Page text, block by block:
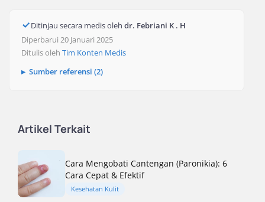
Ditinjau secara medis oleh dr. Febriani K . H
Diperbarui 20 Januari 2025
Ditulis oleh Tim Konten Medis
Sumber referensi (2)
Artikel Terkait
Cara Mengobati Cantengan (Paronikia): 6
Cara Cepat & Efektif
Kesehatan Kulit